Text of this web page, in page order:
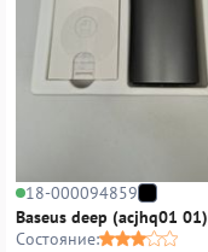
18-000094859
Baseus deep (acjhq01 01)
Состояние: